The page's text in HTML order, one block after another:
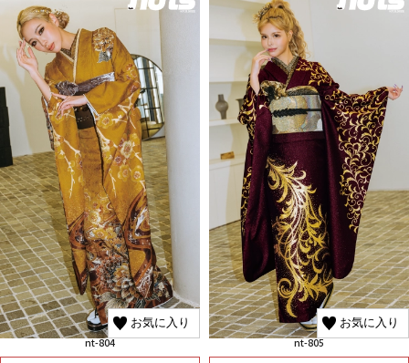
お気に入り
nt-804
お気に入り
nt-805